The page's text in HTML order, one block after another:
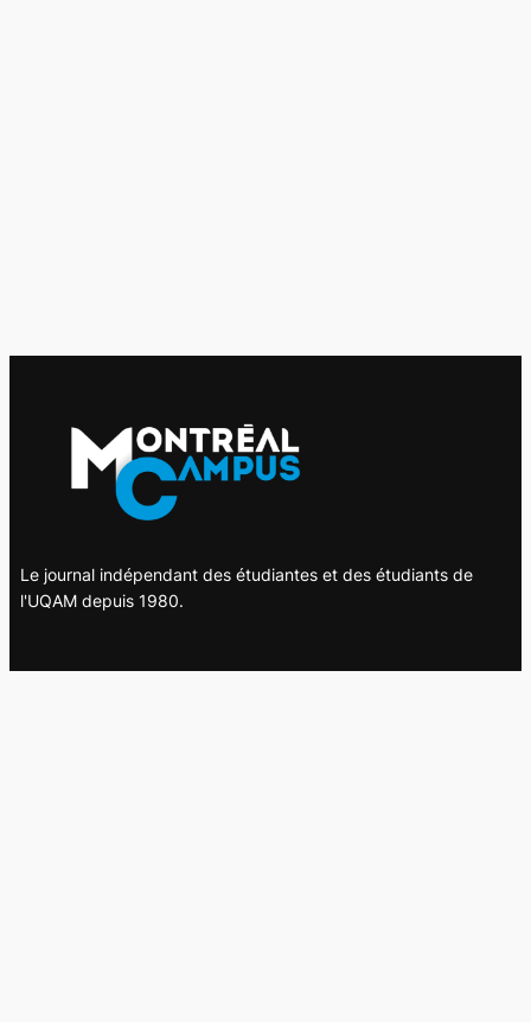
Le journal indépendant des étudiantes et des étudiants de
l'UQAM depuis 1980.